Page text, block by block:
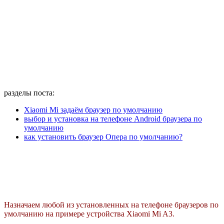
разделы поста:
Xiaomi Mi задаём браузер по умолчанию
выбор и установка на телефоне Android браузера по
умолчанию
как установить браузер Опера по умолчанию?
Назначаем любой из установленных на телефоне браузеров по
умолчанию на примере устройства Xiaomi Mi A3.